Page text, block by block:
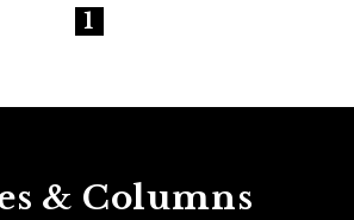
1
& Columns